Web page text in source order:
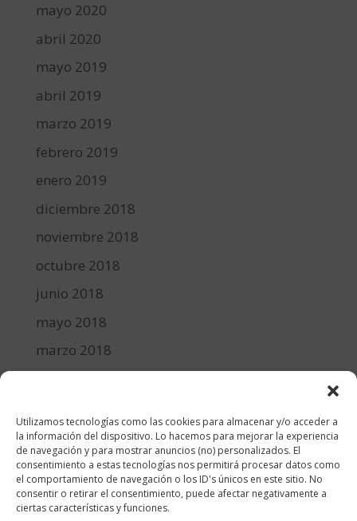
Utilizamos tecnologías como las cookies para almacenar y/o acceder a
la información del dispositivo. Lo hacemos para mejorar la experiencia
de navegación y para mostrar anuncios (no) personalizados. El
consentimiento a estas tecnologías nos permitirá procesar datos como
el comportamiento de navegación o los ID's únicos en este sitio. No
consentir o retirar el consentimiento, puede afectar negativamente a
ciertas características y funciones.
mayo 2020
abril 2020
mayo 2019
abril 2019
marzo 2019
febrero 2019
enero 2019
diciembre 2018
noviembre 2018
octubre 2018
junio 2018
mayo 2018
marzo 2018
diciembre 2017
Categorías
cocina y recetas